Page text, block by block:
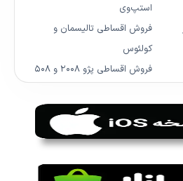
استپ‌وی
فروش اقساطی تالیسمان و
کولئوس
فروش اقساطی پژو ۲۰۰۸ و ۵۰۸